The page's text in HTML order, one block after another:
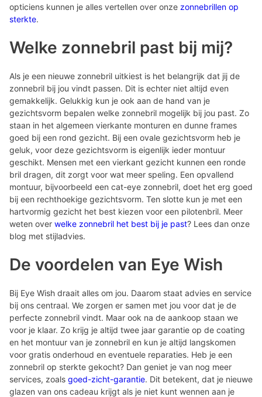
opticiens kunnen je alles vertellen over onze zonnebrillen op
sterkte.
Welke zonnebril past bij mij?
Als je een nieuwe zonnebril uitkiest is het belangrijk dat jij de
zonnebril bij jou vindt passen. Dit is echter niet altijd even
gemakkelijk. Gelukkig kun je ook aan de hand van je
gezichtsvorm bepalen welke zonnebril mogelijk bij jou past. Zo
staan in het algemeen vierkante monturen en dunne frames
goed bij een rond gezicht. Bij een ovale gezichtsvorm heb je
geluk, voor deze gezichtsvorm is eigenlijk ieder montuur
geschikt. Mensen met een vierkant gezicht kunnen een ronde
bril dragen, dit zorgt voor wat meer speling. Een opvallend
montuur, bijvoorbeeld een cat-eye zonnebril, doet het erg goed
bij een rechthoekige gezichtsvorm. Ten slotte kun je met een
hartvormig gezicht het best kiezen voor een pilotenbril. Meer
weten over welke zonnebril het best bij je past? Lees dan onze
blog met stijladvies.
De voordelen van Eye Wish
Bij Eye Wish draait alles om jou. Daarom staat advies en service
bij ons centraal. We zorgen er samen met jou voor dat je de
perfecte zonnebril vindt. Maar ook na de aankoop staan we
voor je klaar. Zo krijg je altijd twee jaar garantie op de coating
en het montuur van je zonnebril en kun je altijd langskomen
voor gratis onderhoud en eventuele reparaties. Heb je een
zonnebril op sterkte gekocht? Dan geniet je van nog meer
services, zoals goed-zicht-garantie. Dit betekent, dat je nieuwe
glazen van ons cadeau krijgt als je niet kunt wennen aan je